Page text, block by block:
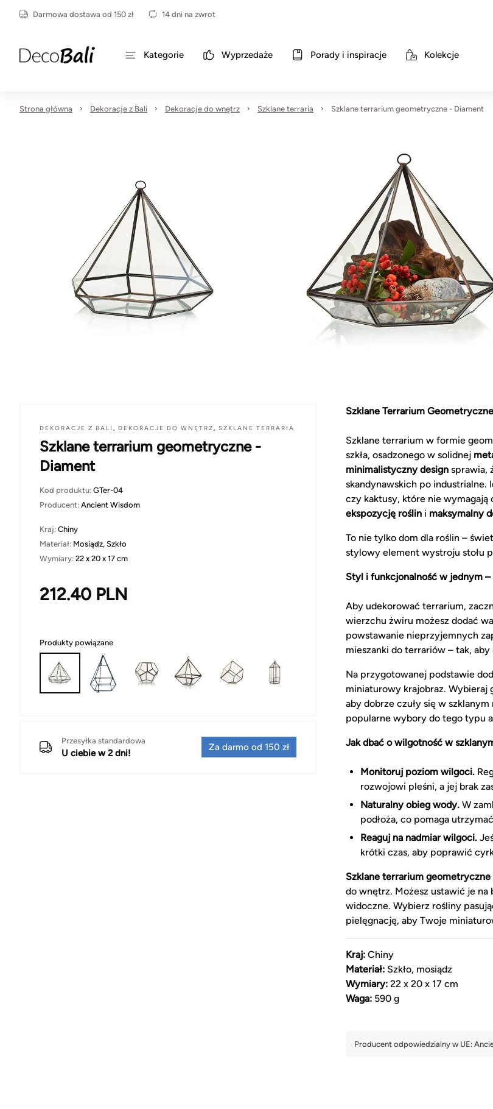
Darmowa dostawa od 150 zł 14 dni na zwrot
Kategorie Wyprzedaże Porady i inspiracje Kolekcje
Strona główna Dekoracje z Bali Dekoracje do wnętrz Szklane terraria Szklane terrarium geometryczne - Diament
DEKORACJE Z BALI , DEKORACJE DO WNĘTRZ, SZKLANE TERRARIA
Szklane terrarium geometryczne -
Diament
Kod produktu: GTer-04
Producent: Ancient Wisdom
Kraj: Chiny
Materiał: Mosiądz, Szkło
Wymiary: 22 x 20 x 17 cm
212.40 PLN
Produkty powiązane
Przesyłka standardowa
U ciebie w 2 dni!
Za darmo od 150 zł
Szklane Terrarium
Szklane terrarium w formie
szkła, osadzonego w solidnej
minimalistyczny design sprawia,
skandynawskich po
czy kaktusy, które nie wymagają
ekspozycję roślin i maksymalny
To nie tylko dom dla roślin –
stylowy element wystroju stołu
Styl i funkcjonalność w jednym
Aby udekorować terrarium,
wierzchu żwiru możesz dodać
powstawanie nieprzyjemnych
mieszanki do terrariów – tak,
Na przygotowanej podstawie
miniaturowy krajobraz. Wybieraj
aby dobrze czuły się w
popularne wybory do tego typu
Jak dbać o wilgotność w
Monitoruj poziom wilgoci.
rozwojowi pleśni, a jej brak
Naturalny obieg wody. W
podłoża, co pomaga
Reaguj na nadmiar wilgoci.
krótki czas, aby poprawić
Szklane terrarium geometryczne
do wnętrz. Możesz ustawić je na
widoczne. Wybierz rośliny
pielęgnację, aby Twoje
Kraj: Chiny
Materiał: Szkło, mosiądz
Wymiary: 22 x 20 x 17 cm
Waga: 590 g